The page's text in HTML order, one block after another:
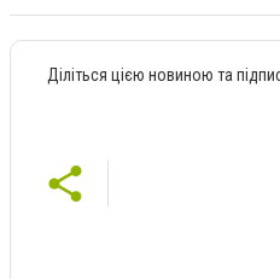
Діліться цією новиною та